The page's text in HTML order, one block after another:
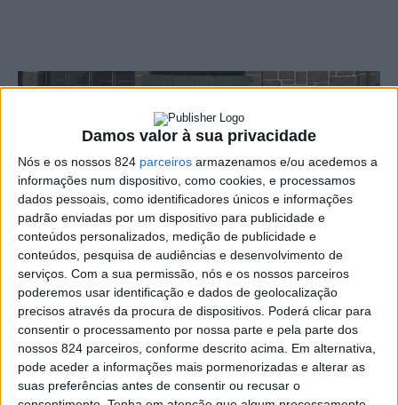
Damos valor à sua privacidade
Nós e os nossos 824 parceiros armazenamos e/ou acedemos a
informações num dispositivo, como cookies, e processamos
dados pessoais, como identificadores únicos e informações
padrão enviadas por um dispositivo para publicidade e
conteúdos personalizados, medição de publicidade e
conteúdos, pesquisa de audiências e desenvolvimento de
serviços. Com a sua permissão, nós e os nossos parceiros
poderemos usar identificação e dados de geolocalização
precisos através da procura de dispositivos. Poderá clicar para
consentir o processamento por nossa parte e pela parte dos
nossos 824 parceiros, conforme descrito acima. Em alternativa,
pode aceder a informações mais pormenorizadas e alterar as
suas preferências antes de consentir ou recusar o
A Coligação “Marvão Mais à Frente”, formada pelo
PSD/CDS, apresenta listas renovadas aos órgãos
autárquicas do concelho. Luís Vitorino é recandidato a
um terceiro mandato na liderança da Câmara e Fernando
Bonito Dias é a apostas para a Assembleia Municipal.